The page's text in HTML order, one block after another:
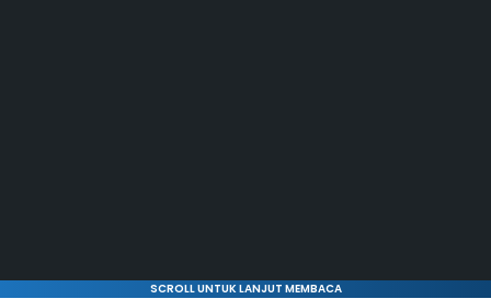
SCROLL UNTUK LANJUT MEMBACA